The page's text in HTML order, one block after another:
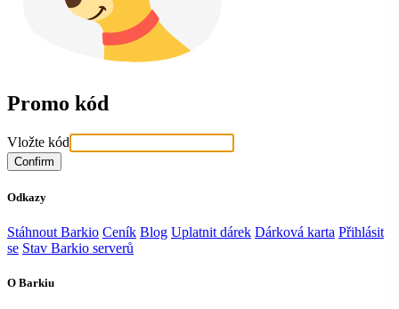
Promo kód
Vložte kód
Confirm
Odkazy
Stáhnout Barkio Ceník Blog Uplatnit dárek Dárková karta Přihlásit
se Stav Barkio serverů
O Barkiu